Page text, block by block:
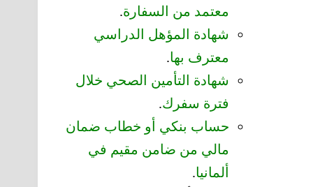
معتمد من السفارة.
شهادة المؤهل الدراسي
معترف بها.
شهادة التأمين الصحي خلال
فترة سفرك.
حساب بنكي أو خطاب ضمان
مالي من ضامن مقيم في
ألمانيا.